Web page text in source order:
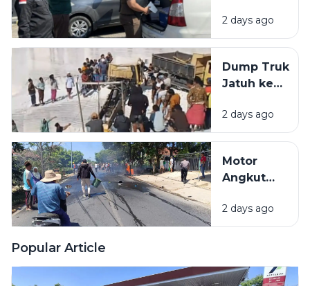
PUPR
Pamekasan,
Terkait
Proyek
Miliar.
2 days ago
Dump Truk
Jatuh ke
Galian C di
Pamekasan,
Selamat
2 days ago
Motor
Angkut
BBM
Terbakar
Pamekasan,
2 days ago
Popular Article